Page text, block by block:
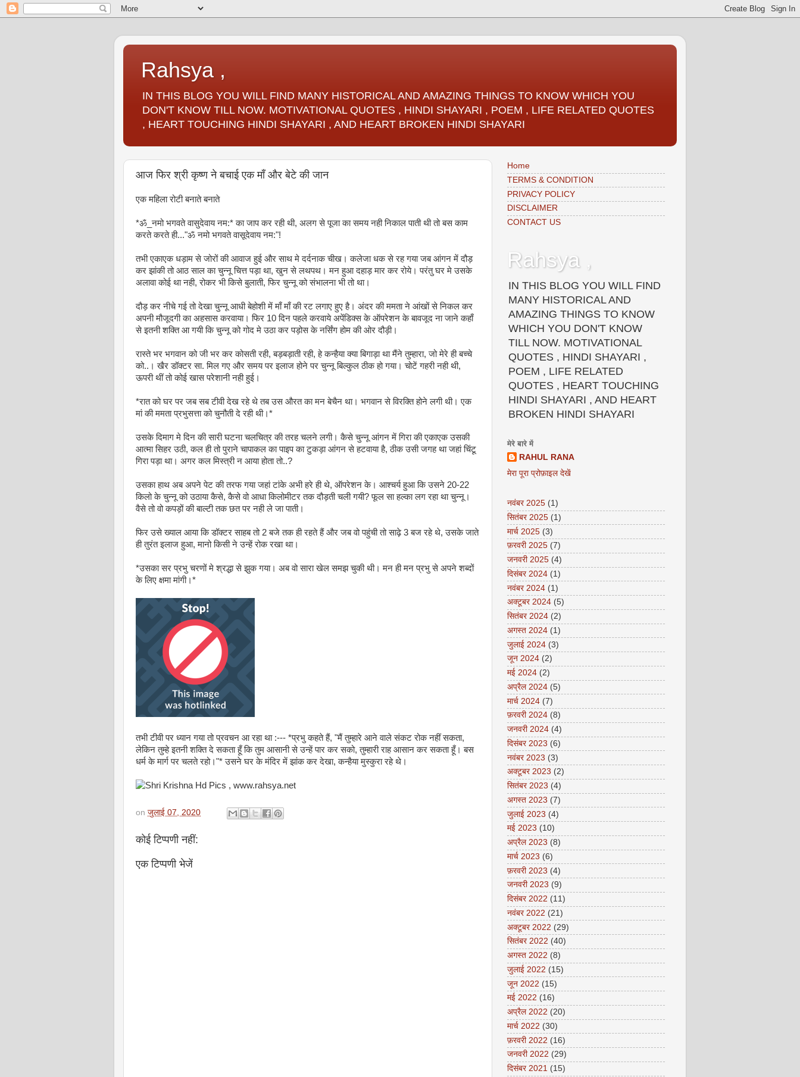
Rahsya ,
IN THIS BLOG YOU WILL FIND MANY HISTORICAL AND AMAZING THINGS TO KNOW WHICH YOU
DON'T KNOW TILL NOW. MOTIVATIONAL QUOTES , HINDI SHAYARI , POEM , LIFE RELATED QUOTES
, HEART TOUCHING HINDI SHAYARI , AND HEART BROKEN HINDI SHAYARI
आज फिर श्री कृष्ण ने बचाई एक माँ और बेटे की जान
एक महिला रोटी बनाते बनाते
*ॐ_नमो भगवते वासुदेवाय नम:* का जाप कर रही थी, अलग से पूजा का समय नही निकाल पाती थी तो बस काम
करते करते ही..."ॐ नमो भगवते वासूदेवाय नम:"!
तभी एकाएक धड़ाम से जोरों की आवाज हुई और साथ मे दर्दनाक चीख। कलेजा धक से रह गया जब आंगन में दौड़
कर झांकी तो आठ साल का चुन्नू चित्त पड़ा था, खुन से लथपथ। मन हुआ दहाड़ मार कर रोये। परंतु घर मे उसके
अलावा कोई था नही, रोकर भी किसे बुलाती, फिर चुन्नू को संभालना भी तो था।
दौड़ कर नीचे गई तो देखा चुन्नू आधी बेहोशी में माँ माँ की रट लगाए हुए है। अंदर की ममता ने आंखों से निकल कर
अपनी मौजूदगी का अहसास करवाया। फिर 10 दिन पहले करवाये अपेंडिक्स के ऑपरेशन के बावजूद ना जाने कहाँ
से इतनी शक्ति आ गयी कि चुन्नू को गोद मे उठा कर पड़ोस के नर्सिंग होम की ओर दौड़ी।
रास्ते भर भगवान को जी भर कर कोसती रही, बड़बड़ाती रही, हे कन्हैया क्या बिगाड़ा था मैंने तुम्हारा, जो मेरे ही बच्चे
को..। खैर डॉक्टर सा. मिल गए और समय पर इलाज होने पर चुन्नू बिल्कुल ठीक हो गया। चोटें गहरी नही थी,
ऊपरी थीं तो कोई खास परेशानी नही हुई।
*रात को घर पर जब सब टीवी देख रहे थे तब उस औरत का मन बेचैन था। भगवान से विरक्ति होने लगी थी। एक
मां की ममता प्रभुसत्ता को चुनौती दे रही थी।*
उसके दिमाग मे दिन की सारी घटना चलचित्र की तरह चलने लगी। कैसे चुन्नू आंगन में गिरा की एकाएक उसकी
आत्मा सिहर उठी, कल ही तो पुराने चापाकल का पाइप का टुकड़ा आंगन से हटवाया है, ठीक उसी जगह था जहां चिंटू
गिरा पड़ा था। अगर कल मिस्त्री न आया होता तो..?
उसका हाथ अब अपने पेट की तरफ गया जहां टांके अभी हरे ही थे, ऑपरेशन के। आश्चर्य हुआ कि उसने 20-22
किलो के चुन्नू को उठाया कैसे, कैसे वो आधा किलोमीटर तक दौड़ती चली गयी? फूल सा हल्का लग रहा था चुन्नू।
वैसे तो वो कपड़ों की बाल्टी तक छत पर नही ले जा पाती।
फिर उसे ख्याल आया कि डॉक्टर साहब तो 2 बजे तक ही रहते हैं और जब वो पहुंची तो साढ़े 3 बज रहे थे, उसके जाते
ही तुरंत इलाज हुआ, मानो किसी ने उन्हें रोक रखा था।
*उसका सर प्रभु चरणों मे श्रद्धा से झुक गया। अब वो सारा खेल समझ चुकी थी। मन ही मन प्रभु से अपने शब्दों
के लिए क्षमा मांगी।*
तभी टीवी पर ध्यान गया तो प्रवचन आ रहा था :--- *प्रभु कहते हैं, "मैं तुम्हारे आने वाले संकट रोक नहीं सकता,
लेकिन तुम्हे इतनी शक्ति दे सकता हूँ कि तुम आसानी से उन्हें पार कर सको, तुम्हारी राह आसान कर सकता हूँ। बस
धर्म के मार्ग पर चलते रहो।"* उसने घर के मंदिर में झांक कर देखा, कन्हैया मुस्कुरा रहे थे।
on जुलाई 07, 2020
कोई टिप्पणी नहीं:
एक टिप्पणी भेजें
Home
TERMS & CONDITION
PRIVACY POLICY
DISCLAIMER
CONTACT US
Rahsya ,
IN THIS BLOG YOU WILL FIND
MANY HISTORICAL AND
AMAZING THINGS TO KNOW
WHICH YOU DON'T KNOW
TILL NOW. MOTIVATIONAL
QUOTES , HINDI SHAYARI ,
POEM , LIFE RELATED
QUOTES , HEART TOUCHING
HINDI SHAYARI , AND HEART
BROKEN HINDI SHAYARI
मेरे बारे में
RAHUL RANA
मेरा पूरा प्रोफ़ाइल देखें
नवंबर 2025 (1)
सितंबर 2025 (1)
मार्च 2025 (3)
फ़रवरी 2025 (7)
जनवरी 2025 (4)
दिसंबर 2024 (1)
नवंबर 2024 (1)
अक्टूबर 2024 (5)
सितंबर 2024 (2)
अगस्त 2024 (1)
जुलाई 2024 (3)
जून 2024 (2)
मई 2024 (2)
अप्रैल 2024 (5)
मार्च 2024 (7)
फ़रवरी 2024 (8)
जनवरी 2024 (4)
दिसंबर 2023 (6)
नवंबर 2023 (3)
अक्टूबर 2023 (2)
सितंबर 2023 (4)
अगस्त 2023 (7)
जुलाई 2023 (4)
मई 2023 (10)
अप्रैल 2023 (8)
मार्च 2023 (6)
फ़रवरी 2023 (4)
जनवरी 2023 (9)
दिसंबर 2022 (11)
नवंबर 2022 (21)
अक्टूबर 2022 (29)
सितंबर 2022 (40)
अगस्त 2022 (8)
जुलाई 2022 (15)
जून 2022 (15)
मई 2022 (16)
अप्रैल 2022 (20)
मार्च 2022 (30)
फ़रवरी 2022 (16)
जनवरी 2022 (29)
दिसंबर 2021 (15)